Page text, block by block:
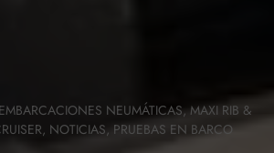
EMBARCACIONES NEUMÁTICAS,MAXI RIB &
, NOTICIAS, PRUEBAS EN BARCO